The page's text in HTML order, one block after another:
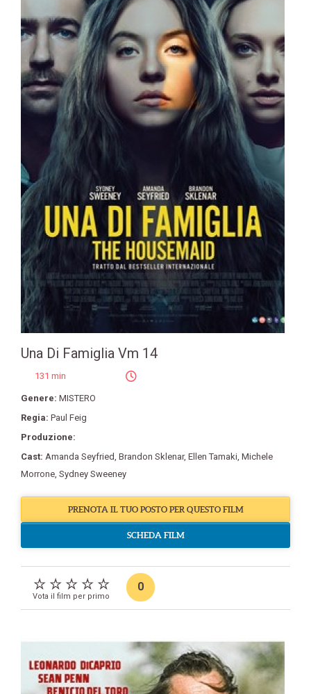
Una Di Famiglia Vm 14
131 min
Genere: MISTERO
Regia: Paul Feig
Produzione:
Cast: Amanda Seyfried, Brandon Sklenar, Ellen Tamaki, Michele
Morrone, Sydney Sweeney
PRENOTA IL TUO POSTO PER QUESTO FILM
SCHEDA FILM
Vota il film per primo
0